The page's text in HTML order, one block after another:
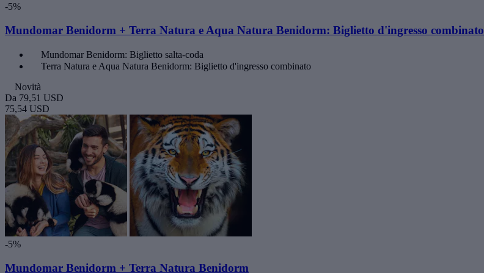
-5%
Mundomar Benidorm + Terra Natura e Aqua Natura Benidorm: Biglietto d'ingresso combinato
Mundomar Benidorm: Biglietto salta-coda
Terra Natura e Aqua Natura Benidorm: Biglietto d'ingresso combinato
Novità
Da 79,51 USD
75,54 USD
-5%
Mundomar Benidorm + Terra Natura Benidorm